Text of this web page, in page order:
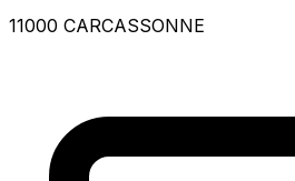
11000 CARCASSONNE